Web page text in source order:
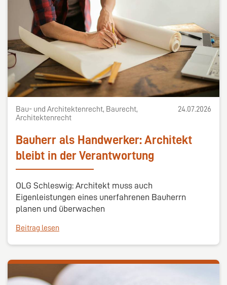
Bau- und Architektenrecht, Baurecht,
Architektenrecht
24.07.2026
Bauherr als Handwerker: Architekt
bleibt in der Verantwortung
OLG Schleswig: Architekt muss auch
Eigenleistungen eines unerfahrenen Bauherrn
planen und überwachen
Beitrag lesen